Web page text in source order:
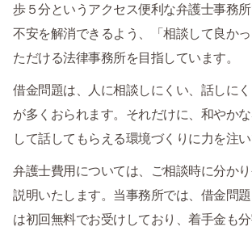
歩５分というアクセス便利な弁護士事務
不安を解消できるよう、「相談して良か
ただける法律事務所を目指しています。
借金問題は、人に相談しにくい、話しに
が多くおられます。それだけに、和やか
して話してもらえる環境づくりに力を注い
弁護士費用については、ご相談時に分か
説明いたします。当事務所では、借金問
は初回無料でお受けしており、着手金も